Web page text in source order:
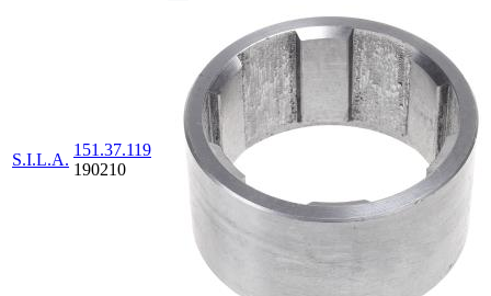
S.I.L.A.
151.37.119
190210